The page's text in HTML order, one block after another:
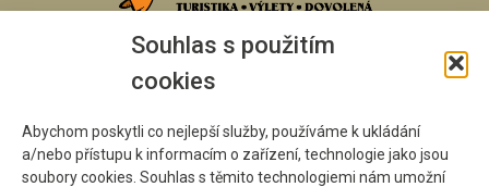
Souhlas s použitím
cookies
Abychom poskytli co nejlepší služby, používáme k ukládání
a/nebo přístupu k informacím o zařízení, technologie jako jsou
soubory cookies. Souhlas s těmito technologiemi nám umožní